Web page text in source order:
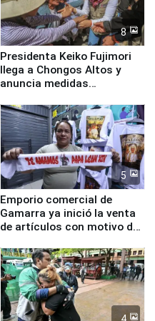
8
Presidenta Keiko Fujimori
llega a Chongos Altos y
anuncia medidas
educación, salud y empleo
5
Emporio comercial de
Gamarra ya inició la venta
de artículos con motivo de
4